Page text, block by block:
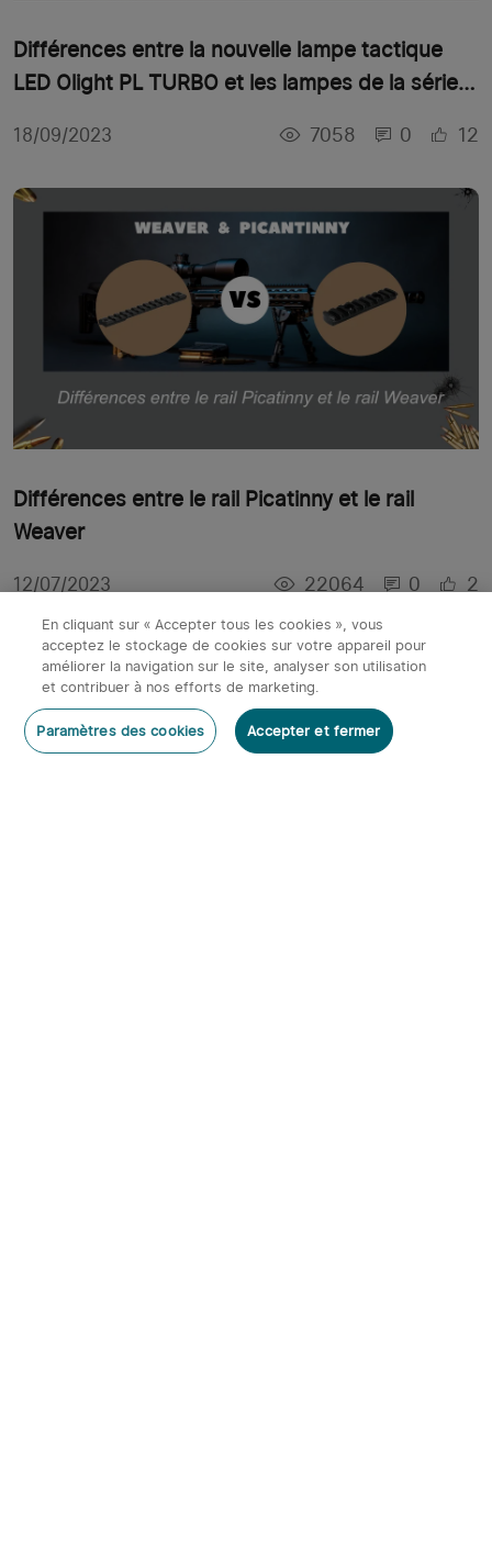
Différences entre la nouvelle lampe tactique
LED Olight PL TURBO et les lampes de la série
18/09/2023 7058 0 12
Différences entre le rail Picatinny et le rail
Weaver
12/07/2023 22064 0 2
En cliquant sur « Accepter tous les cookies », vous
acceptez le stockage de cookies sur votre appareil pour
améliorer la navigation sur le site, analyser son utilisation
et contribuer à nos efforts de marketing.
Paramètres des cookies Accepter et fermer